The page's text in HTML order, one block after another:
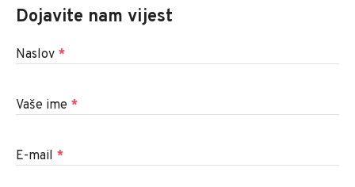
Dojavite nam vijest
Naslov *
Vaše ime *
E-mail *